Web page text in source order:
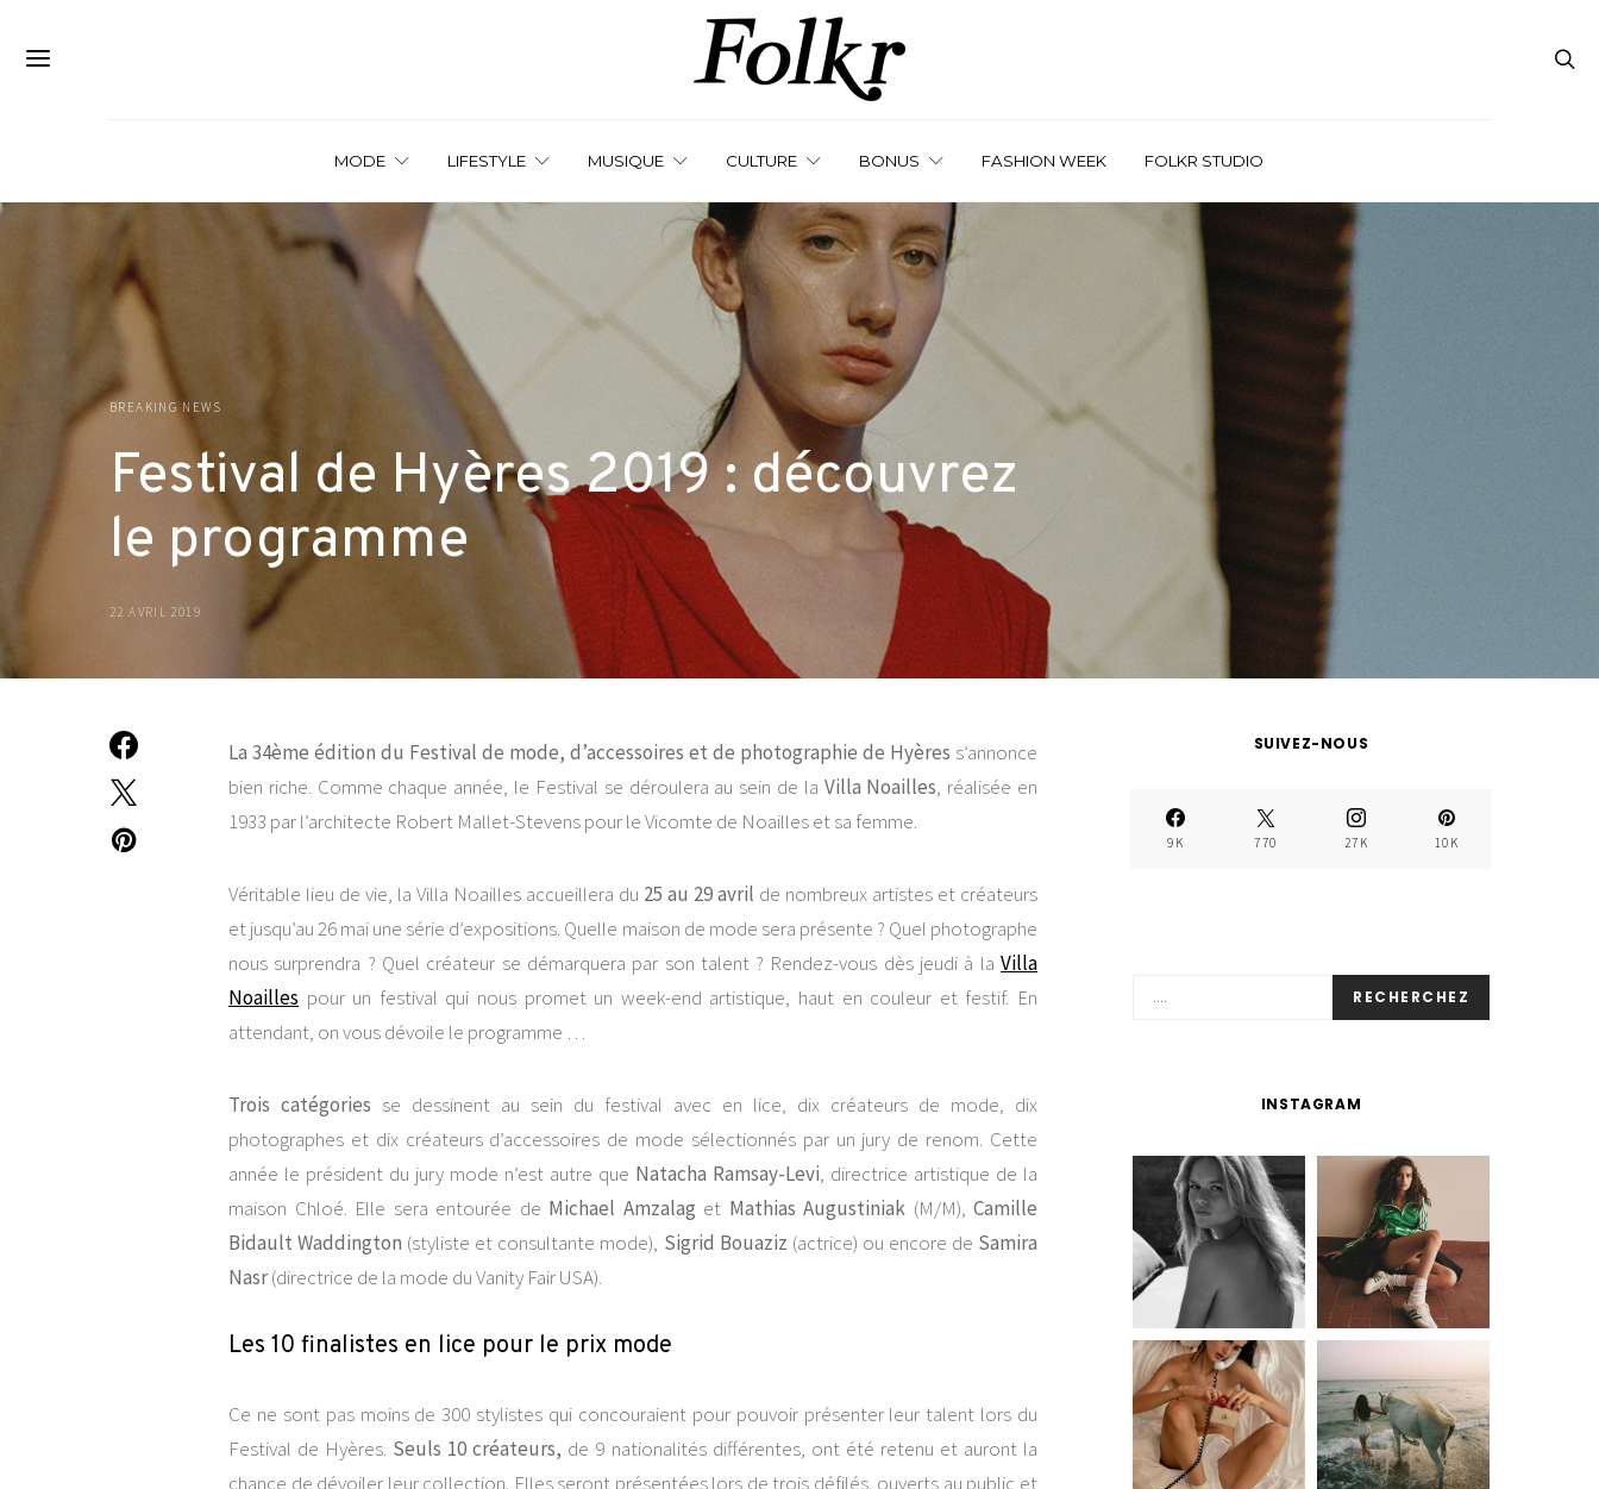
MODE LIFESTYLE MUSIQUE CULTURE BONUS FASHION WEEK FOLKR STUDIO
BREAKING NEWS
Festival de Hyères 2019 : découvrez
le programme
22 AVRIL 2019
La 34ème édition du Festival de mode, d’accessoires et de photographie de Hyères s’annonce
bien riche. Comme chaque année, le Festival se déroulera au sein de la Villa Noailles, réalisée en
1933 par l’architecte Robert Mallet-Stevens pour le Vicomte de Noailles et sa femme.
Véritable lieu de vie, la Villa Noailles accueillera du 25 au 29 avril de nombreux artistes et créateurs
et jusqu’au 26 mai une série d’expositions. Quelle maison de mode sera présente ? Quel photographe
nous surprendra ? Quel créateur se démarquera par son talent ? Rendez-vous dès jeudi à la Villa
Noailles pour un festival qui nous promet un week-end artistique, haut en couleur et festif. En
attendant, on vous dévoile le programme …
Trois catégories se dessinent au sein du festival avec en lice, dix créateurs de mode, dix
photographes et dix créateurs d’accessoires de mode sélectionnés par un jury de renom. Cette
année le président du jury mode n’est autre que Natacha Ramsay-Levi, directrice artistique de la
maison Chloé. Elle sera entourée de Michael Amzalag et Mathias Augustiniak (M/M), Camille
Bidault Waddington (styliste et consultante mode), Sigrid Bouaziz (actrice) ou encore de Samira
Nasr(directrice de la mode du Vanity Fair USA).
Les 10 finalistes en lice pour le prix mode
Ce ne sont pas moins de 300 stylistes qui concouraient pour pouvoir présenter leur talent lors du
Festival de Hyères. Seuls 10 créateurs, de 9 nationalités différentes, ont été retenu et auront la
chance de dévoiler leur collection. Elles seront présentées lors de trois défilés, ouverts au public et
SUIVEZ-NOUS
9K 770 27K 10K
RECHERCHEZ
INSTAGRAM